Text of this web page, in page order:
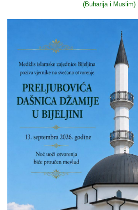
(Buharija i Muslim)